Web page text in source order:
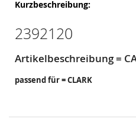
2392120
Artikelbeschreibung =
passend für = CLARK